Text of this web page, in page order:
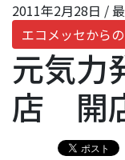
2011年2月28日 /
エコメッセから
元気
店 開